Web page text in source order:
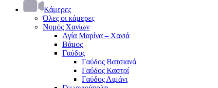
Κάμερες
Όλες οι κάμερες
Νομός Χανίων
Αγία Μαρίνα – Χανιά
Βάμος
Γαύδος
Γαύδος Βατσιανά
Γαύδος Καστρί
Γαύδος Λιμάνι